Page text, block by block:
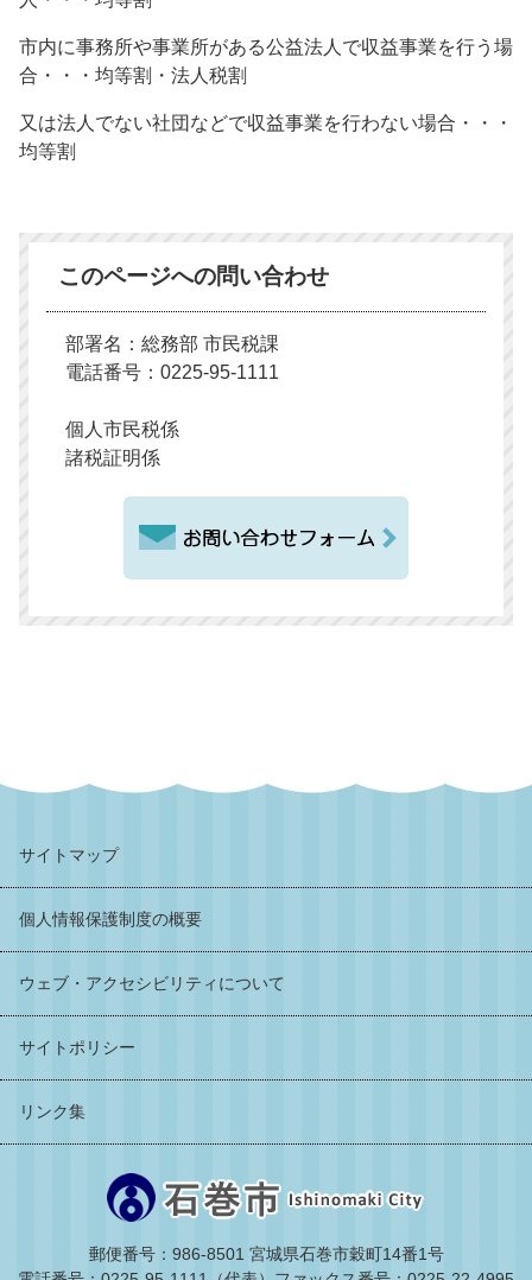
市内に事務所や事業所がある公益法人で収益事業を行う場
合・・・均等割・法人税割
又は法人でない社団などで収益事業を行わない場合・・・
均等割
このページへの問い合わせ
部署名：総務部 市民税課
電話番号：0225-95-1111
個人市民税係
諸税証明係
サイトマップ
個人情報保護制度の概要
ウェブ・アクセシビリティについて
サイトポリシー
リンク集
郵便番号：986-8501 宮城県石巻市穀町14番1号